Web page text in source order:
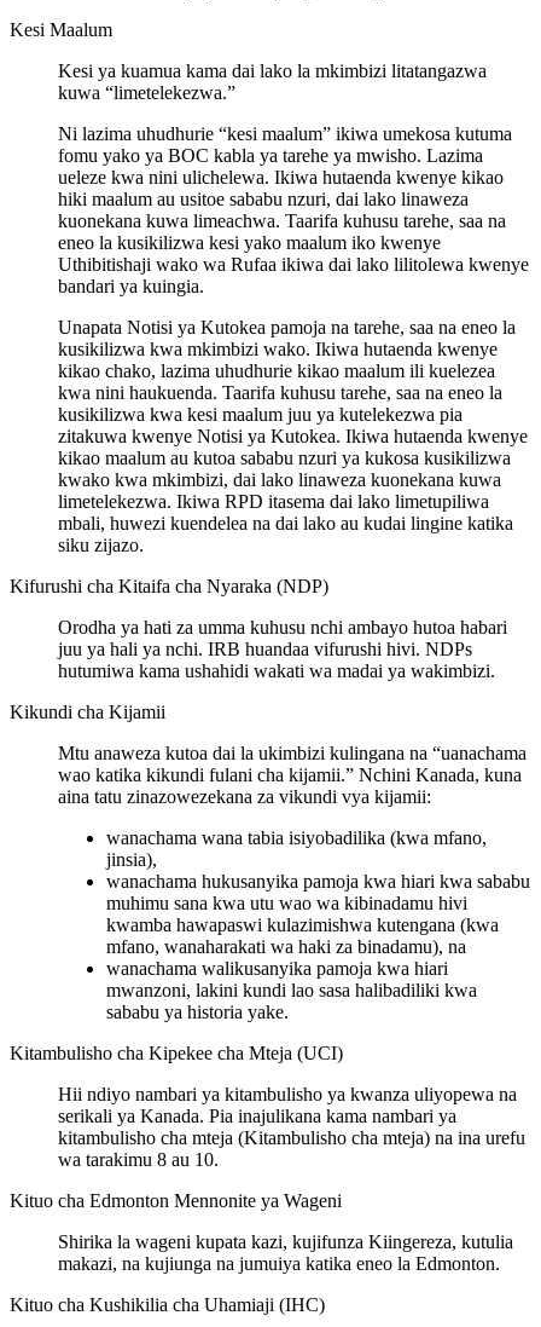
Kesi Maalum
Kesi ya kuamua kama dai lako la mkimbizi litatangazwa
kuwa “limetelekezwa.”
Ni lazima uhudhurie “kesi maalum” ikiwa umekosa kutuma
fomu yako ya BOC kabla ya tarehe ya mwisho. Lazima
ueleze kwa nini ulichelewa. Ikiwa hutaenda kwenye kikao
hiki maalum au usitoe sababu nzuri, dai lako linaweza
kuonekana kuwa limeachwa. Taarifa kuhusu tarehe, saa na
eneo la kusikilizwa kesi yako maalum iko kwenye
Uthibitishaji wako wa Rufaa ikiwa dai lako lilitolewa kwenye
bandari ya kuingia.
Unapata Notisi ya Kutokea pamoja na tarehe, saa na eneo la
kusikilizwa kwa mkimbizi wako. Ikiwa hutaenda kwenye
kikao chako, lazima uhudhurie kikao maalum ili kuelezea
kwa nini haukuenda. Taarifa kuhusu tarehe, saa na eneo la
kusikilizwa kwa kesi maalum juu ya kutelekezwa pia
zitakuwa kwenye Notisi ya Kutokea. Ikiwa hutaenda kwenye
kikao maalum au kutoa sababu nzuri ya kukosa kusikilizwa
kwako kwa mkimbizi, dai lako linaweza kuonekana kuwa
limetelekezwa. Ikiwa RPD itasema dai lako limetupiliwa
mbali, huwezi kuendelea na dai lako au kudai lingine katika
siku zijazo.
Kifurushi cha Kitaifa cha Nyaraka (NDP)
Orodha ya hati za umma kuhusu nchi ambayo hutoa habari
juu ya hali ya nchi. IRB huandaa vifurushi hivi. NDPs
hutumiwa kama ushahidi wakati wa madai ya wakimbizi.
Kikundi cha Kijamii
Mtu anaweza kutoa dai la ukimbizi kulingana na “uanachama
wao katika kikundi fulani cha kijamii.” Nchini Kanada, kuna
aina tatu zinazowezekana za vikundi vya kijamii:
wanachama wana tabia isiyobadilika (kwa mfano,
jinsia),
wanachama hukusanyika pamoja kwa hiari kwa sababu
muhimu sana kwa utu wao wa kibinadamu hivi
kwamba hawapaswi kulazimishwa kutengana (kwa
mfano, wanaharakati wa haki za binadamu), na
wanachama walikusanyika pamoja kwa hiari
mwanzoni, lakini kundi lao sasa halibadiliki kwa
sababu ya historia yake.
Kitambulisho cha Kipekee cha Mteja (UCI)
Hii ndiyo nambari ya kitambulisho ya kwanza uliyopewa na
serikali ya Kanada. Pia inajulikana kama nambari ya
kitambulisho cha mteja (Kitambulisho cha mteja) na ina urefu
wa tarakimu 8 au 10.
Kituo cha Edmonton Mennonite ya Wageni
Shirika la wageni kupata kazi, kujifunza Kiingereza, kutulia
makazi, na kujiunga na jumuiya katika eneo la Edmonton.
Kituo cha Kushikilia cha Uhamiaji (IHC)